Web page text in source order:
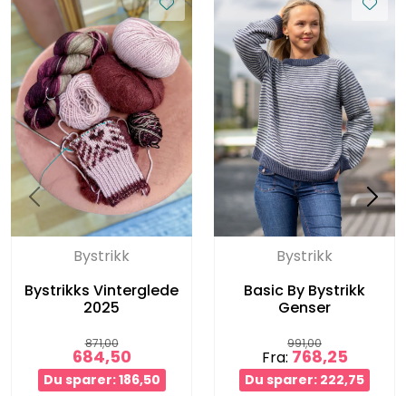
Bystrikk
Bystrikks Vinterglede
2025
871,00
684,50
Du sparer: 186,50
Bystrikk
Basic By Bystrikk
Genser
991,00
Fra: 768,25
Du sparer: 222,75